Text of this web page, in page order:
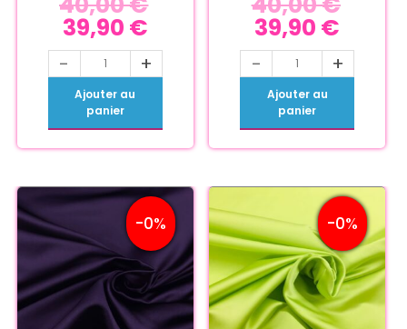
39,90 €
- +
Ajouter au
panier
39,90 €
- +
Ajouter au
panier
-0% -0%